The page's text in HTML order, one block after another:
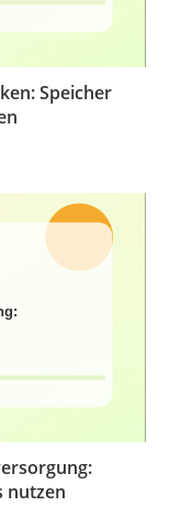
Speicher
nutzen